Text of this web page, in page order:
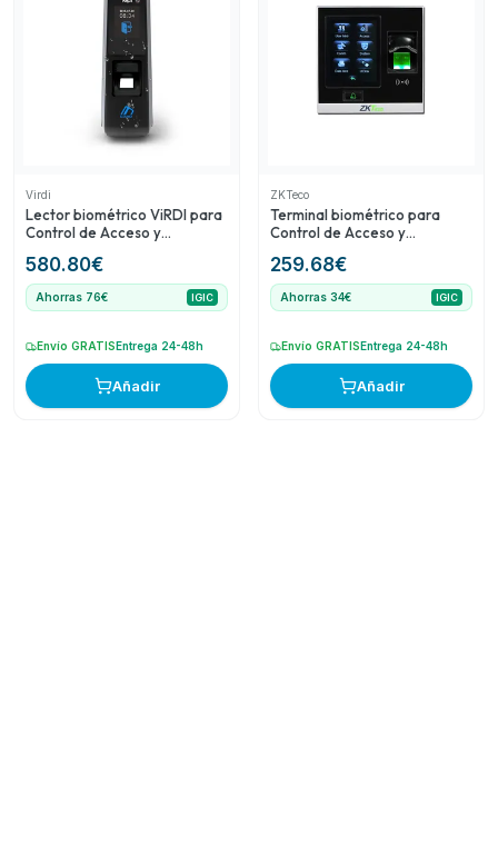
Virdi
Lector biométrico ViRDI para
Control de Acceso y
tarjetas MIFARE 13,56MHz y
pantalla táctil inco
580.80€
Ahorras 76€ IGIC
Envío GRATIS Entrega 24-48h
Añadir
ZKTeco
Terminal biométrico para
Control de Acceso y
tarjetas MIFARE 13,56MHz y
pantalla táctil de 2,8"
259.68€
Ahorras 34€ IGIC
Envío GRATIS Entrega 24-48h
Añadir